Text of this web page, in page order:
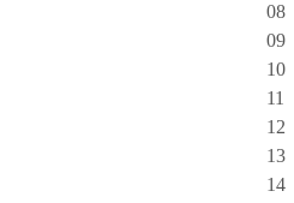
08
09
10
11
12
13
14